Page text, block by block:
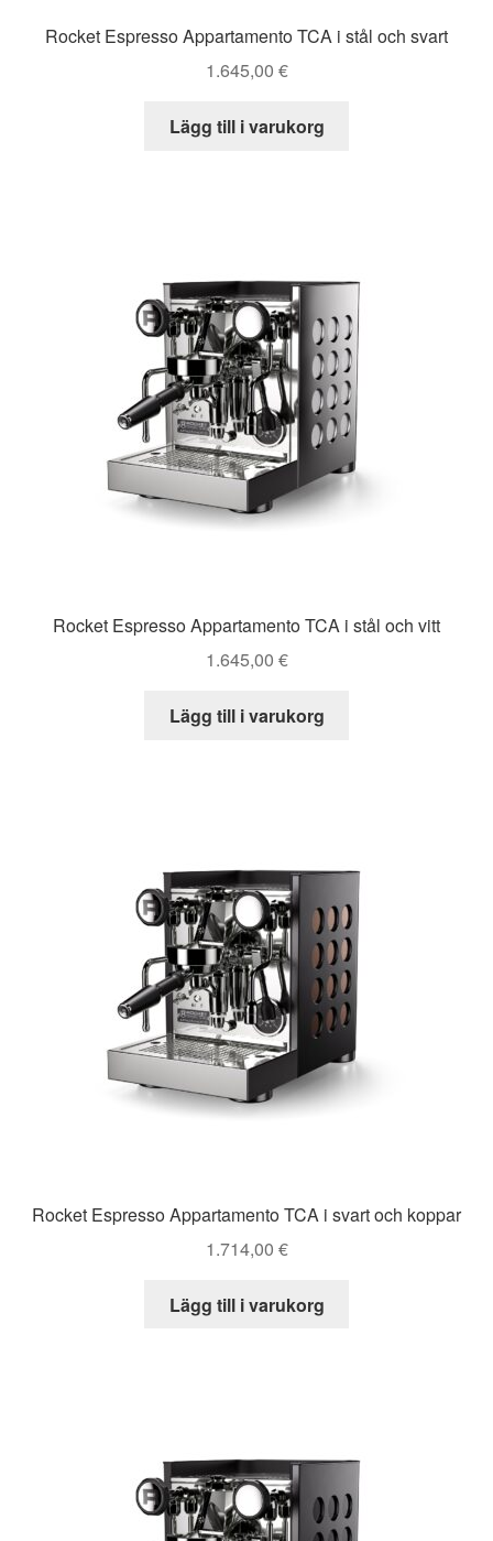
Rocket Espresso Appartamento TCA i stål och svart
1.645,00 €
Lägg till i varukorg
Rocket Espresso Appartamento TCA i stål och vitt
1.645,00 €
Lägg till i varukorg
Rocket Espresso Appartamento TCA i svart och koppar
1.714,00 €
Lägg till i varukorg